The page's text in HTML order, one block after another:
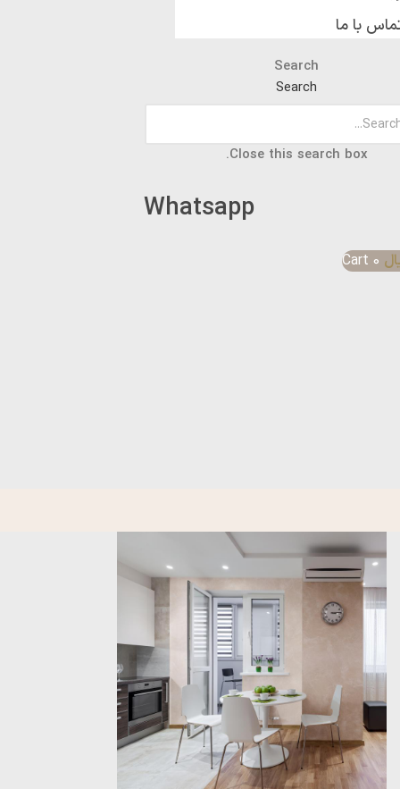
با ما
Search
Search
Close this search box.
Whatsapp
0
Cart